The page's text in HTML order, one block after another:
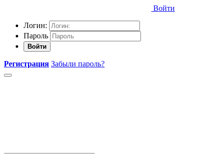
Войти
Логин:
Пароль
Войти
Регистрация Забыли пароль?